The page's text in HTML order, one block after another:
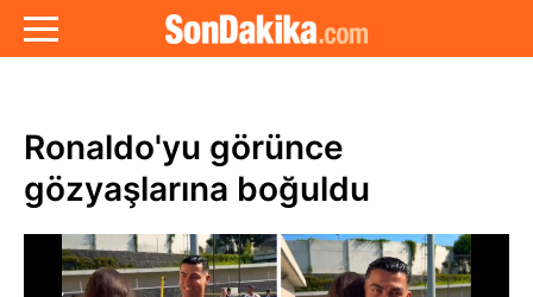
Ronaldo'yu görünce
gözyaşlarına boğuldu